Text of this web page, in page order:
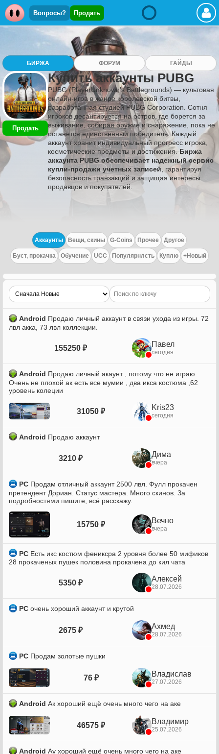
Вопросы? Продать
БИРЖА ФОРУМ ГАЙДЫ
Продать
Купить аккаунты PUBG
PUBG (PlayerUnknown's Battlegrounds) — культовая
онлайн-игра в жанре королевской битвы,
разработанная студией PUBG Corporation. Сотня
игроков десантируется на остров, где борется за
выживание, собирая оружие и снаряжение, пока не
останется единственный победитель. Каждый
аккаунт хранит индивидуальный прогресс игрока,
косметические предметы и достижения.Биржа
аккаунта PUBG обеспечивает надежный сервис
купли-продажи учетных записей, гарантируя
безопасность транзакций и защищая интересы
продавцов и покупателей.
Аккаунты Вещи, скины G-Coins Прочее Другое
Буст, прокачка Обучение UCC Популярнлсть Куплю +Новый
Android Продаю личный аккаунт в связи ухода из игры. 72
лвл акка, 73 лвл коллекции.
155250 ₽ Павел
сегодня
Android Продаю личный акаунт , потому что не играю .
Очень не плохой ак есть все мумии , два икса костюма ,62
уровень колеции
31050 ₽ Kris23
сегодня
Android Продаю аккаунт
3210 ₽ Дима
вчера
PC Продам отличный аккаунт 2500 лвл. Фулл прокачен
претендент Дориан. Статус мастера. Много скинов. За
подробностями пишите, всё расскажу.
15750 ₽ Вечно
вчера
PC Есть икс костюм фениксра 2 уровня более 50 мификов
28 прокаченых пушек половина прокачена до кил чата
5350 ₽ Алексей
28.07.2026
PC очень хороший аккаунт и крутой
2675 ₽ Ахмед
28.07.2026
PC Продам золотые пушки
76 ₽ Владислав
27.07.2026
Android Ак хороший ещё очень много чего на аке
46575 ₽ Владимир
25.07.2026
Android Ау хороший ещё очень много чего на аке